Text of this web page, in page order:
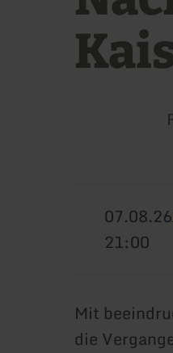
07.08.26
21:00
Mit
die